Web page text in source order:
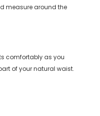
measure around the
comfortably as you
of your natural waist.